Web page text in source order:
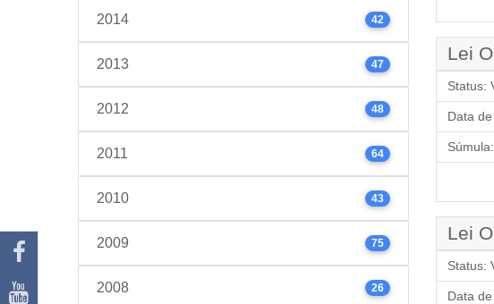
2014 42
2013 47
2012 48
2011 64
2010 43
2009 75
2008 26
Lei
Status:
Data
Súmula:
Lei
Status:
Data